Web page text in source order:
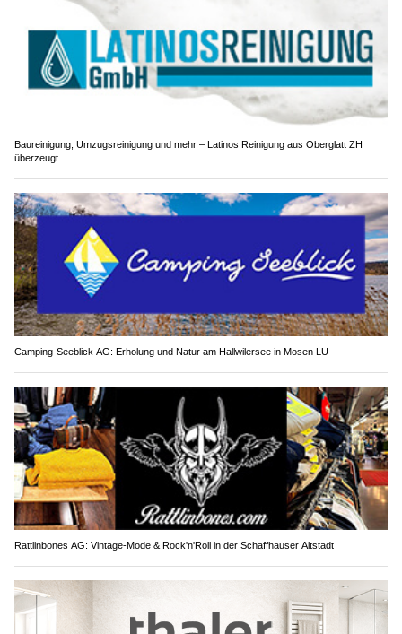
Baureinigung, Umzugsreinigung und mehr – Latinos Reinigung aus Oberglatt ZH
überzeugt
Camping-Seeblick AG: Erholung und Natur am Hallwilersee in Mosen LU
Rattlinbones AG: Vintage-Mode & Rock'n'Roll in der Schaffhauser Altstadt